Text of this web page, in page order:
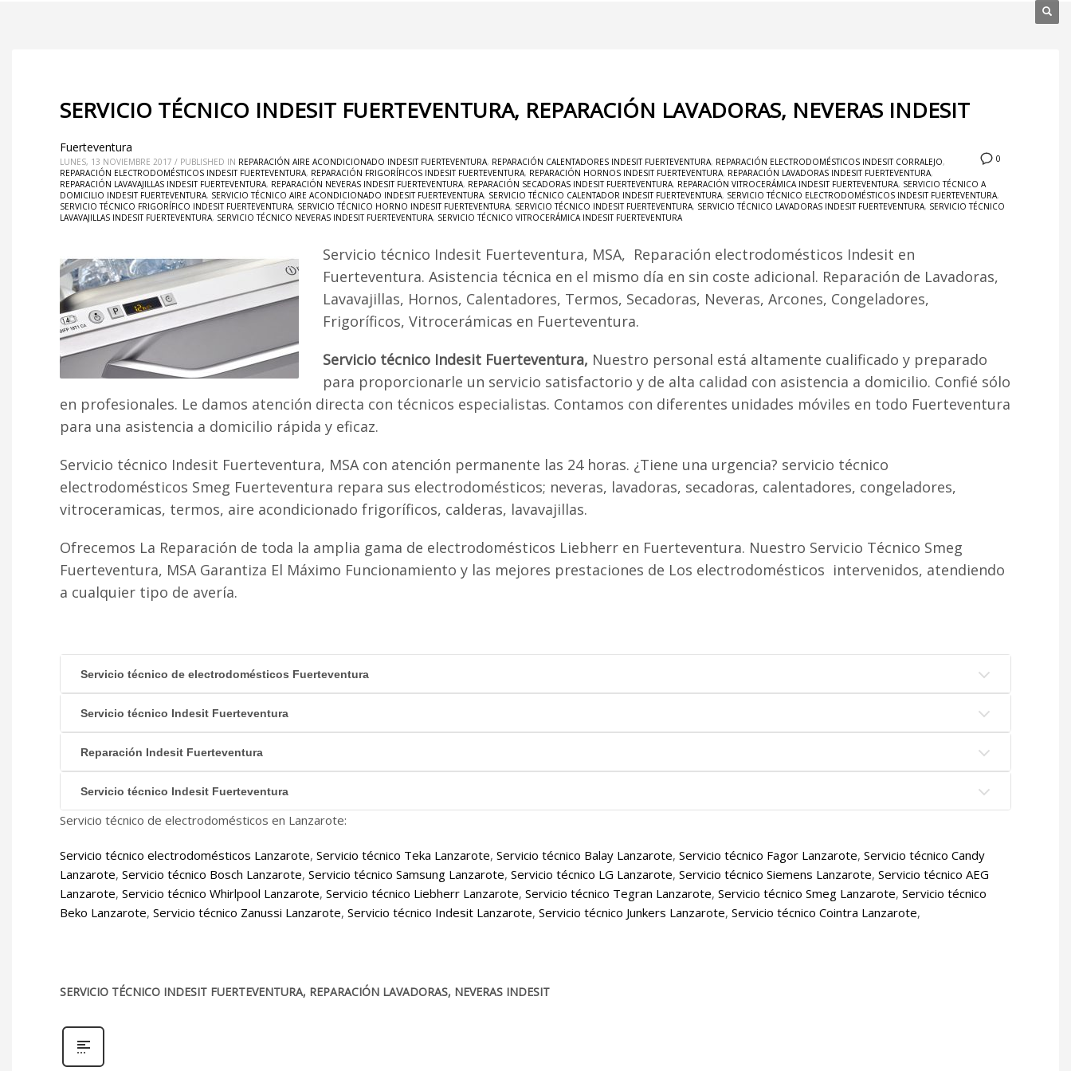
SERVICIO TÉCNICO INDESIT FUERTEVENTURA, REPARACIÓN LAVADORAS, NEVERAS INDESIT
0
Fuerteventura
LUNES, 13 NOVIEMBRE 2017 / PUBLISHED IN REPARACIÓN AIRE ACONDICIONADO INDESIT FUERTEVENTURA, REPARACIÓN CALENTADORES INDESIT FUERTEVENTURA, REPARACIÓN ELECTRODOMÉSTICOS INDESIT CORRALEJO,
REPARACIÓN ELECTRODOMÉSTICOS INDESIT FUERTEVENTURA, REPARACIÓN FRIGORÍFICOS INDESIT FUERTEVENTURA, REPARACIÓN HORNOS INDESIT FUERTEVENTURA, REPARACIÓN LAVADORAS INDESIT FUERTEVENTURA,
REPARACIÓN LAVAVAJILLAS INDESIT FUERTEVENTURA, REPARACIÓN NEVERAS INDESIT FUERTEVENTURA, REPARACIÓN SECADORAS INDESIT FUERTEVENTURA, REPARACIÓN VITROCERÁMICA INDESIT FUERTEVENTURA, SERVICIO TÉCNICO A
DOMICILIO INDESIT FUERTEVENTURA, SERVICIO TÉCNICO AIRE ACONDICIONADO INDESIT FUERTEVENTURA, SERVICIO TÉCNICO CALENTADOR INDESIT FUERTEVENTURA, SERVICIO TÉCNICO ELECTRODOMÉSTICOS INDESIT FUERTEVENTURA,
SERVICIO TÉCNICO FRIGORÍFICO INDESIT FUERTEVENTURA, SERVICIO TÉCNICO HORNO INDESIT FUERTEVENTURA, SERVICIO TÉCNICO INDESIT FUERTEVENTURA, SERVICIO TÉCNICO LAVADORAS INDESIT FUERTEVENTURA, SERVICIO TÉCNICO
LAVAVAJILLAS INDESIT FUERTEVENTURA, SERVICIO TÉCNICO NEVERAS INDESIT FUERTEVENTURA, SERVICIO TÉCNICO VITROCERÁMICA INDESIT FUERTEVENTURA
Servicio técnico Indesit Fuerteventura, MSA, Reparación electrodomésticos Indesit en
Fuerteventura. Asistencia técnica en el mismo día en sin coste adicional. Reparación de Lavadoras,
Lavavajillas, Hornos, Calentadores, Termos, Secadoras, Neveras, Arcones, Congeladores,
Frigoríficos, Vitrocerámicas en Fuerteventura.
Servicio técnico Indesit Fuerteventura, Nuestro personal está altamente cualificado y preparado
para proporcionarle un servicio satisfactorio y de alta calidad con asistencia a domicilio. Confié sólo
en profesionales. Le damos atención directa con técnicos especialistas. Contamos con diferentes unidades móviles en todo Fuerteventura
para una asistencia a domicilio rápida y eficaz.
Servicio técnico Indesit Fuerteventura, MSA con atención permanente las 24 horas. ¿Tiene una urgencia? servicio técnico
electrodomésticos Smeg Fuerteventura repara sus electrodomésticos; neveras, lavadoras, secadoras, calentadores, congeladores,
vitroceramicas, termos, aire acondicionado frigoríficos, calderas, lavavajillas.
Ofrecemos La Reparación de toda la amplia gama de electrodomésticos Liebherr en Fuerteventura. Nuestro Servicio Técnico Smeg
Fuerteventura, MSA Garantiza El Máximo Funcionamiento y las mejores prestaciones de Los electrodomésticos intervenidos, atendiendo
a cualquier tipo de avería.
Servicio técnico de electrodomésticos Fuerteventura
Servicio técnico Indesit Fuerteventura
Reparación Indesit Fuerteventura
Servicio técnico Indesit Fuerteventura
Servicio técnico de electrodomésticos en Lanzarote:
Servicio técnico electrodomésticos Lanzarote, Servicio técnico Teka Lanzarote, Servicio técnico Balay Lanzarote, Servicio técnico Fagor Lanzarote, Servicio técnico Candy
Lanzarote, Servicio técnico Bosch Lanzarote, Servicio técnico Samsung Lanzarote, Servicio técnico LG Lanzarote, Servicio técnico Siemens Lanzarote, Servicio técnico AEG
Lanzarote, Servicio técnico Whirlpool Lanzarote, Servicio técnico Liebherr Lanzarote, Servicio técnico Tegran Lanzarote, Servicio técnico Smeg Lanzarote, Servicio técnico
Beko Lanzarote, Servicio técnico Zanussi Lanzarote, Servicio técnico Indesit Lanzarote, Servicio técnico Junkers Lanzarote, Servicio técnico Cointra Lanzarote,
SERVICIO TÉCNICO INDESIT FUERTEVENTURA, REPARACIÓN LAVADORAS, NEVERAS INDESIT